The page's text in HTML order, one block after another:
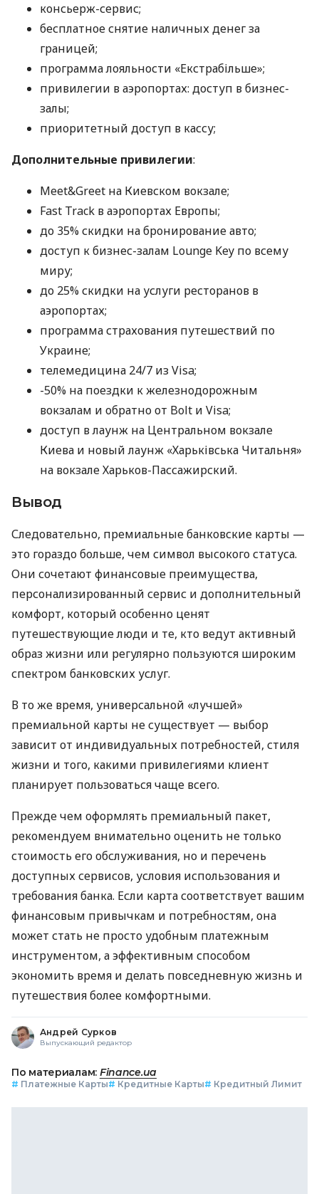
консьерж-сервис;
бесплатное снятие наличных денег за
границей;
программа лояльности «Екстрабільше»;
привилегии в аэропортах: доступ в бизнес-
залы;
приоритетный доступ в кассу;
Дополнительные привилегии:
Meet&Greet на Киевском вокзале;
Fast Track в аэропортах Европы;
до 35% скидки на бронирование авто;
доступ к бизнес-залам Lounge Key по всему
миру;
до 25% скидки на услуги ресторанов в
аэропортах;
программа страхования путешествий по
Украине;
телемедицина 24/7 из Visa;
-50% на поездки к железнодорожным
вокзалам и обратно от Bolt и Visa;
доступ в лаунж на Центральном вокзале
Киева и новый лаунж «Харьківська Читальня»
на вокзале Харьков-Пассажирский.
Вывод
Следовательно, премиальные банковские карты —
это гораздо больше, чем символ высокого статуса.
Они сочетают финансовые преимущества,
персонализированный сервис и дополнительный
комфорт, который особенно ценят
путешествующие люди и те, кто ведут активный
образ жизни или регулярно пользуются широким
спектром банковских услуг.
В то же время, универсальной «лучшей»
премиальной карты не существует — выбор
зависит от индивидуальных потребностей, стиля
жизни и того, какими привилегиями клиент
планирует пользоваться чаще всего.
Прежде чем оформлять премиальный пакет,
рекомендуем внимательно оценить не только
стоимость его обслуживания, но и перечень
доступных сервисов, условия использования и
требования банка. Если карта соответствует вашим
финансовым привычкам и потребностям, она
может стать не просто удобным платежным
инструментом, а эффективным способом
экономить время и делать повседневную жизнь и
путешествия более комфортными.
Андрей Сурков
Выпускающий редактор
По материалам: Finance.ua
# Платежные Карты# Кредитные Карты# Кредитный Лимит